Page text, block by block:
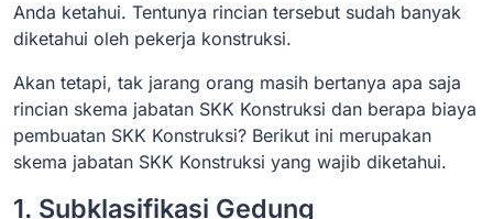
Anda ketahui. Tentunya rincian tersebut sudah banyak
diketahui oleh pekerja konstruksi.
Akan tetapi, tak jarang orang masih bertanya apa saja
rincian skema jabatan SKK Konstruksi dan berapa biaya
pembuatan SKK Konstruksi? Berikut ini merupakan
skema jabatan SKK Konstruksi yang wajib diketahui.
1. Subklasifikasi Gedung